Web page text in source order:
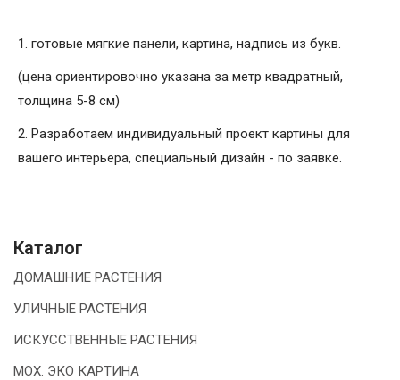
1. готовые мягкие панели, картина, надпись из букв.
(цена ориентировочно указана за метр квадратный,
толщина 5-8 см)
2. Разработаем индивидуальный проект картины для
вашего интерьера, специальный дизайн - по заявке.
Каталог
ДОМАШНИЕ РАСТЕНИЯ
УЛИЧНЫЕ РАСТЕНИЯ
ИСКУССТВЕННЫЕ РАСТЕНИЯ
МОХ. ЭКО КАРТИНА